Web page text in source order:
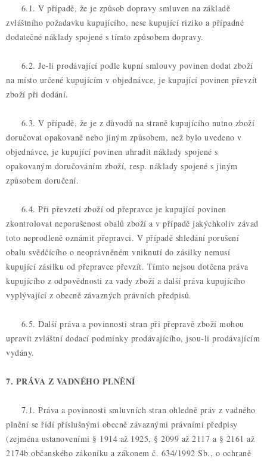
6.1. V případě, že je způsob dopravy smluven na základě
zvláštního požadavku kupujícího, nese kupující riziko a případné
dodatečné náklady spojené s tímto způsobem dopravy.
6.2. Je-li prodávající podle kupní smlouvy povinen dodat zboží
na místo určené kupujícím v objednávce, je kupující povinen převzít
zboží při dodání.
6.3. V případě, že je z důvodů na straně kupujícího nutno zboží
doručovat opakovaně nebo jiným způsobem, než bylo uvedeno v
objednávce, je kupující povinen uhradit náklady spojené s
opakovaným doručováním zboží, resp. náklady spojené s jiným
způsobem doručení.
6.4. Při převzetí zboží od přepravce je kupující povinen
zkontrolovat neporušenost obalů zboží a v případě jakýchkoliv závad
toto neprodleně oznámit přepravci. V případě shledání porušení
obalu svědčícího o neoprávněném vniknutí do zásilky nemusí
kupující zásilku od přepravce převzít. Tímto nejsou dotčena práva
kupujícího z odpovědnosti za vady zboží a další práva kupujícího
vyplývající z obecně závazných právních předpisů.
6.5. Další práva a povinnosti stran při přepravě zboží mohou
upravit zvláštní dodací podmínky prodávajícího, jsou-li prodávajícím
vydány.
7. PRÁVA Z VADNÉHO PLNĚNÍ
7.1. Práva a povinnosti smluvních stran ohledně práv z vadného
plnění se řídí příslušnými obecně závaznými právními předpisy
(zejména ustanoveními § 1914 až 1925, § 2099 až 2117 a § 2161 až
2174b občanského zákoníku a zákonem č. 634/1992 Sb., o ochraně